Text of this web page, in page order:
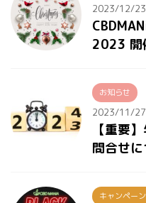
2023/12/23
2023 開
お知らせ
2023/11/27
【重要
問合せ
キャンペー